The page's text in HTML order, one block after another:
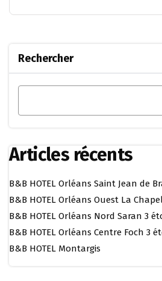
Rechercher
Articles récents
B&B HOTEL Orléans Saint Jean de
B&B HOTEL Orléans Ouest La
B&B HOTEL Orléans Nord Saran 3
B&B HOTEL Orléans Centre Foch 3
B&B HOTEL Montargis